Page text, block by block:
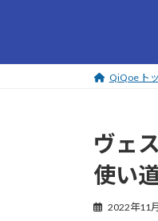
QiQoe ト
ヴェ
使い
2022年11